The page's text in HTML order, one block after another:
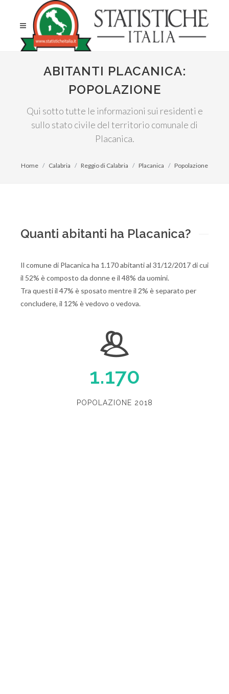
ABITANTI PLACANICA:
POPOLAZIONE
Qui sotto tutte le informazioni sui residenti e
sullo stato civile del territorio comunale di
Placanica.
Home Calabria Reggio di Calabria Placanica Popolazione
Quanti abitanti ha Placanica?
Il comune di Placanica ha 1.170 abitanti al 31/12/2017 di cui
il 52% è composto da donne e il 48% da uomini.
Tra questi il 47% è sposato mentre il 2% è separato per
concludere, il 12% è vedovo o vedova.
1.170
POPOLAZIONE 2018